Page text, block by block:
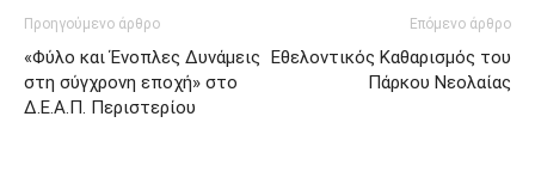
Προηγούμενο άρθρο
«Φύλο και Ένοπλες Δυνάμεις
στη σύγχρονη εποχή» στο
Δ.Ε.Α.Π. Περιστερίου
Επόμενο άρθρο
Εθελοντικός Καθαρισμός του
Πάρκου Νεολαίας